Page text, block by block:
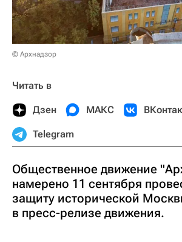
© Архнадзор
Читать в
Дзен МАКС
Telegram
Общественное движение
намерено 11 сентября
защиту исторической
в пресс-релизе движения.